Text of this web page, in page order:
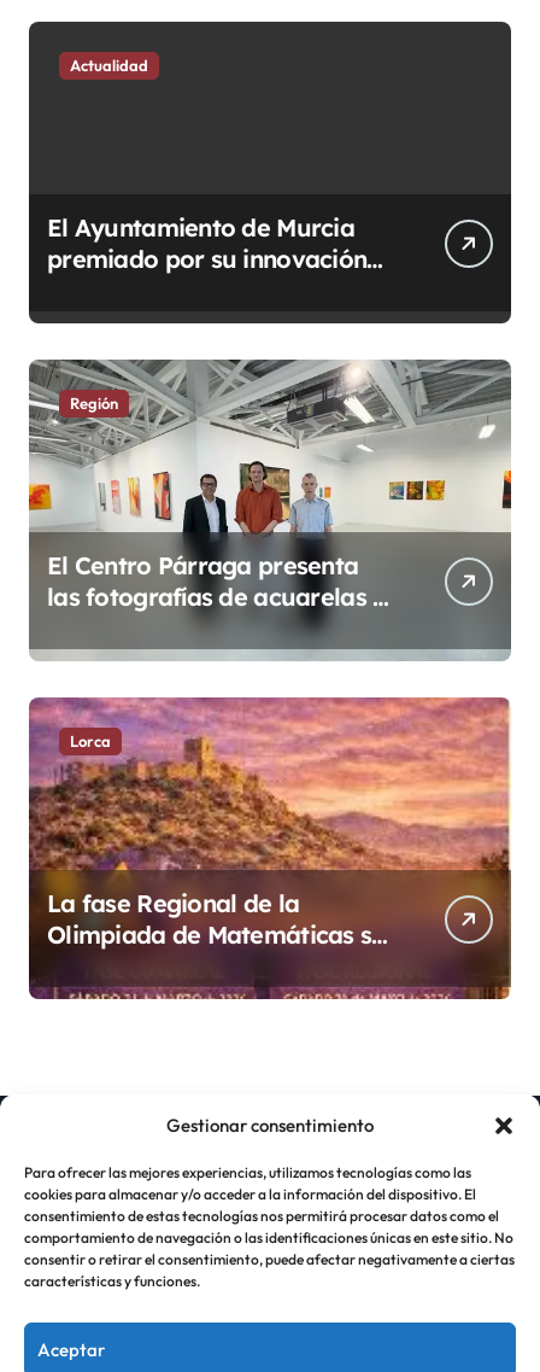
Gestionar consentimiento
Para ofrecer las mejores experiencias, utilizamos tecnologías como las
cookies para almacenar y/o acceder a la información del dispositivo. El
consentimiento de estas tecnologías nos permitirá procesar datos como el
comportamiento de navegación o las identificaciones únicas en este sitio. No
consentir o retirar el consentimiento, puede afectar negativamente a ciertas
características y funciones.
Aceptar
Actualidad
El Ayuntamiento de Murcia
premiado por su innovación
digital.
Región
El Centro Párraga presenta
las fotografías de acuarelas y
óleos de Roman Schramm con
detalles fotográficos
superpuestos.
Lorca
La fase Regional de la
Olimpiada de Matemáticas se
Universitario de Lorca el